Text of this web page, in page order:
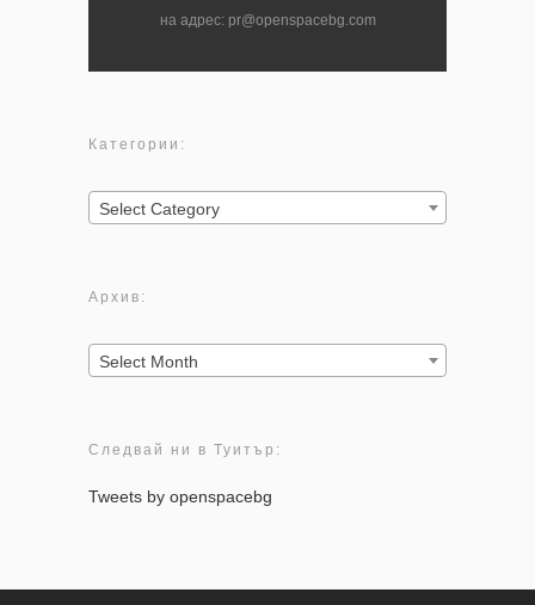
на адрес: pr@openspacebg.com
Категории:
Категории:
Select Category
Архив:
Архив:
Select Month
Следвай ни в Туитър:
Tweets by openspacebg